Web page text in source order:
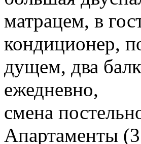
матрацем, в
кондиционер,
дущем, два
ежедневно,
смена
Апартаменты